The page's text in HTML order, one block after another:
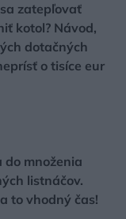
zatepľovať
kotol? Návod,
dotačných
o tisíce eur
do množenia
listnáčov.
to vhodný čas!